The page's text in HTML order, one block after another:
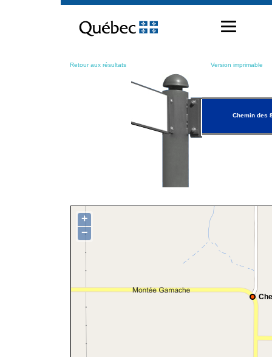
contenu
Retour aux résultats Version imprimable
Chemin des
+
−